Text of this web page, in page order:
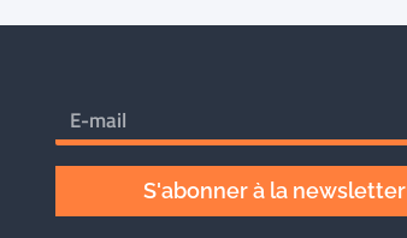
S'abonner à la newsletter